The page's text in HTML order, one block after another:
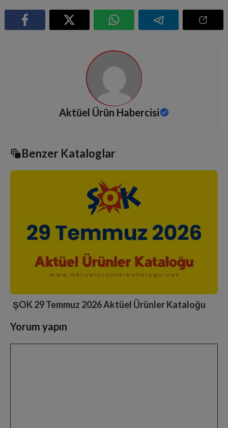
Aktüel Ürün Habercisi
Benzer Kataloglar
ŞOK 11 Temmuz 2026 Aktüel Ürünler Kataloğu
Slide 3 of 6
Yorum yapın